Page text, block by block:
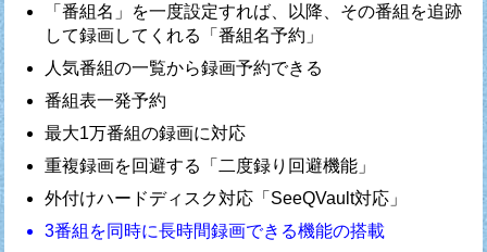
「番組名」を一度設定すれば、以降、その番組を追跡
して録画してくれる「番組名予約」
人気番組の一覧から録画予約できる
番組表一発予約
最大1万番組の録画に対応
重複録画を回避する「二度録り回避機能」
外付けハードディスク対応「SeeQVault対応」
3番組を同時に長時間録画できる機能の搭載